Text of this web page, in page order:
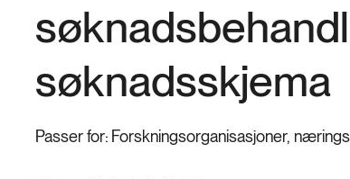
søknadsskjema
Passer for: Forskningsorganisasjoner,